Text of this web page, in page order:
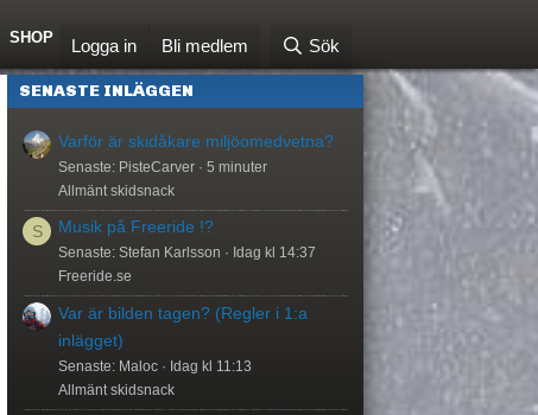
SHOP Logga in Bli medlem Sök
SENASTE INLÄGGEN
Varför är skidåkare miljöomedvetna?
Senaste: PisteCarver
5 minuter
Allmänt skidsnack
S Musik på Freeride !?
Senaste: Stefan Karlsson
Idag kl 14:37
Freeride.se
Var är bilden tagen? (Regler i 1:a
inlägget)
Senaste: Maloc
Idag kl 11:13
Allmänt skidsnack